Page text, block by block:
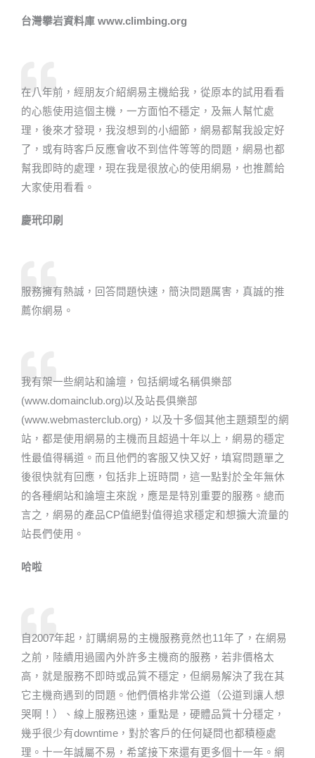
台灣攀岩資料庫 www.climbing.org​
在八年前，經朋友介紹網易主機給我，從原本的試用看看
的心態使用這個主機，一方面怕不穩定，及無人幫忙處
理，後來才發現，我沒想到的小細節，網易都幫我設定好
了，或有時客戶反應會收不到信件等等的問題，網易也都
幫我即時的處理，現在我是很放心的使用網易，也推薦給
大家使用看看。
慶玳印刷​​
服務擁有熱誠，回答問題快速，簡決問題厲害，真誠的推
薦你網易。
我有架一些網站和論壇，包括網域名稱俱樂部
(www.domainclub.org)以及站長俱樂部
(www.webmasterclub.org)，以及十多個其他主題類型的網
站，都是使用網易的主機而且超過十年以上，網易的穩定
性最值得稱道。而且他們的客服又快又好，填寫問題單之
後很快就有回應，包括非上班時間，這一點對於全年無休
的各種網站和論壇主來說，應是是特別重要的服務。總而
言之，網易的產品CP值絕對值得追求穩定和想擴大流量的
站長們使用。
哈啦
自2007年起，訂購網易的主機服務竟然也11年了，在網易
之前，陸續用過國內外許多主機商的服務，若非價格太
高，就是服務不即時或品質不穩定，但網易解決了我在其
它主機商遇到的問題。他們價格非常公道（公道到讓人想
哭啊！）、線上服務迅速，重點是，硬體品質十分穩定，
幾乎很少有downtime，對於客戶的任何疑問也都積極處
理。十一年誠屬不易，希望接下來還有更多個十一年。網